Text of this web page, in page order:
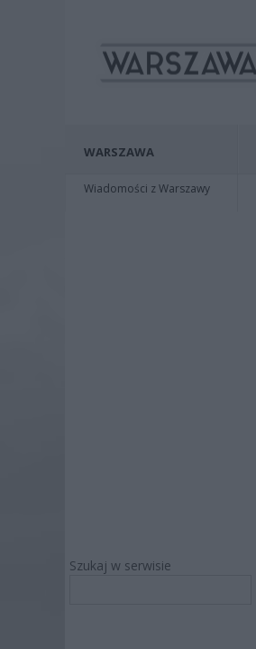
WARSZAWA
Wiadomości z Warszawy
Szukaj w serwisie